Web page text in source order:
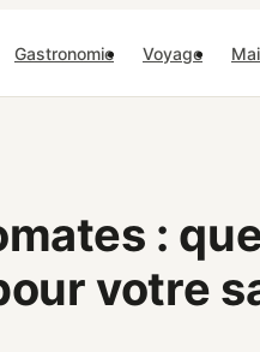
Gastronomie Voyage
:
votre